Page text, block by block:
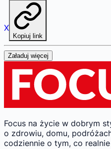
X
Kopiuj link
Załaduj więcej
Focus na życie w dobrym
o zdrowiu, domu,
codziennie o tym, co